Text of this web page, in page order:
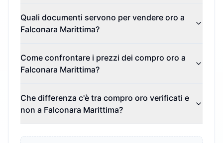
Quali documenti servono per vendere oro a
Falconara Marittima?
Come confrontare i prezzi dei compro oro a
Falconara Marittima?
Che differenza c'è tra compro oro verificati e
non a Falconara Marittima?